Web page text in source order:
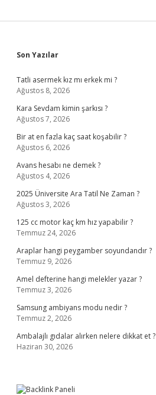
Sidebar
Son Yazılar
Tatli asermek kız mı erkek mi ?
Ağustos 8, 2026
Kara Sevdam kimin şarkısı ?
Ağustos 7, 2026
Bir at en fazla kaç saat koşabilir ?
Ağustos 6, 2026
Avans hesabı ne demek ?
Ağustos 4, 2026
2025 Üniversite Ara Tatil Ne Zaman ?
Ağustos 3, 2026
125 cc motor kaç km hız yapabilir ?
Temmuz 24, 2026
Araplar hangi peygamber soyundandır ?
Temmuz 9, 2026
Amel defterine hangi melekler yazar ?
Temmuz 3, 2026
Samsung ambiyans modu nedir ?
Temmuz 2, 2026
Ambalajlı gıdalar alırken nelere dikkat et ?
Haziran 30, 2026